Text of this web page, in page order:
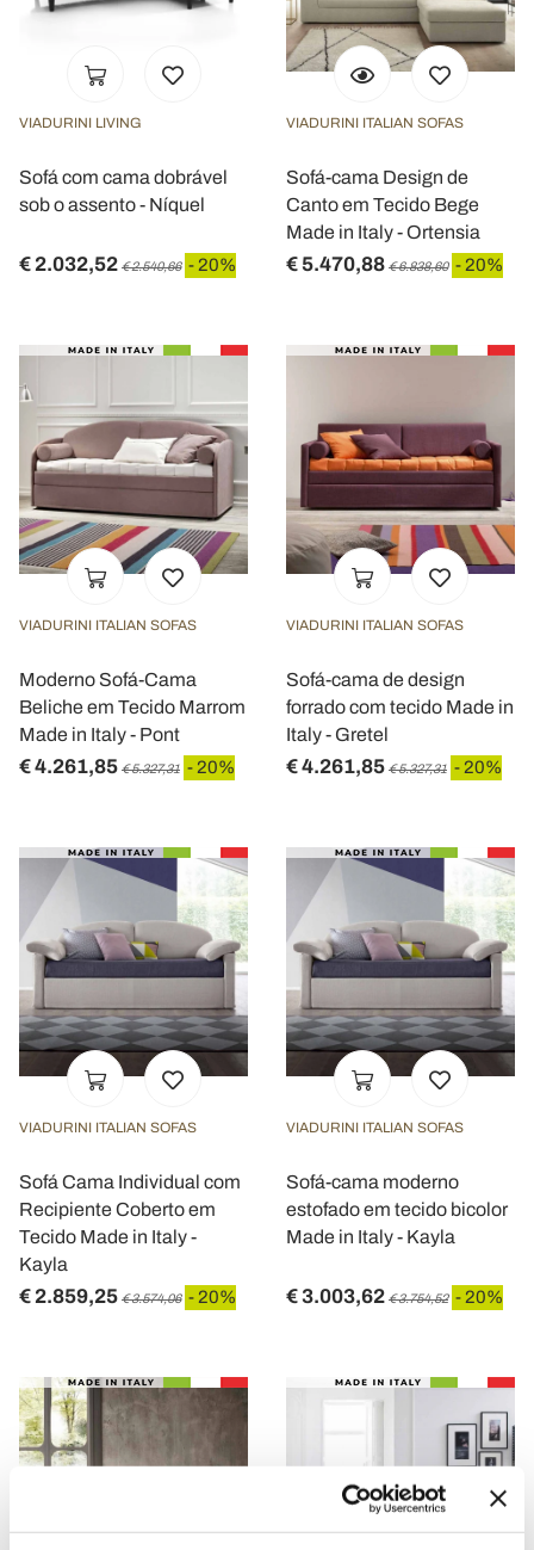
VIADURINI LIVING
Sofá com cama dobrável
sob o assento - Níquel
€ 2.032,52 € 2.540,66 - 20%
VIADURINI ITALIAN SOFAS
Sofá-cama Design de
Canto em Tecido Bege
Made in Italy - Ortensia
€ 5.470,88 € 6.838,60 - 20%
VIADURINI ITALIAN SOFAS
Moderno Sofá-Cama
Beliche em Tecido Marrom
Made in Italy - Pont
€ 4.261,85 € 5.327,31 - 20%
VIADURINI ITALIAN SOFAS
Sofá-cama de design
forrado com tecido Made in
Italy - Gretel
€ 4.261,85 € 5.327,31 - 20%
VIADURINI ITALIAN SOFAS
Sofá Cama Individual com
Recipiente Coberto em
Tecido Made in Italy -
Kayla
€ 2.859,25 € 3.574,06 - 20%
VIADURINI ITALIAN SOFAS
Sofá-cama moderno
estofado em tecido bicolor
Made in Italy - Kayla
€ 3.003,62 € 3.754,52 - 20%